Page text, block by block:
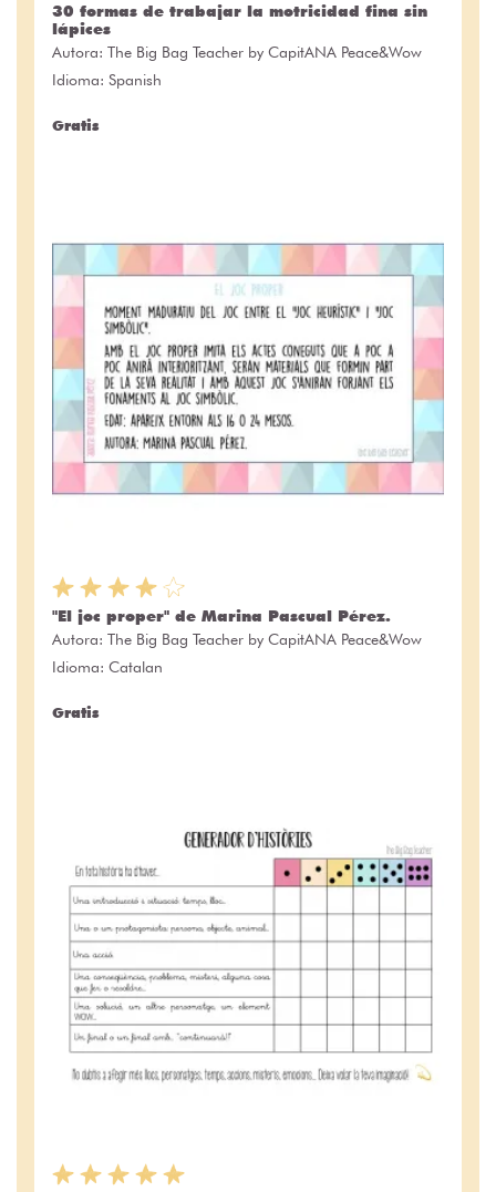
30 formas de trabajar la motricidad fina sin
lápices
Autora: The Big Bag Teacher by CapitANA Peace&Wow
Idioma: Spanish
Gratis
"El joc proper" de Marina Pascual Pérez.
Autora: The Big Bag Teacher by CapitANA Peace&Wow
Idioma: Catalan
Gratis